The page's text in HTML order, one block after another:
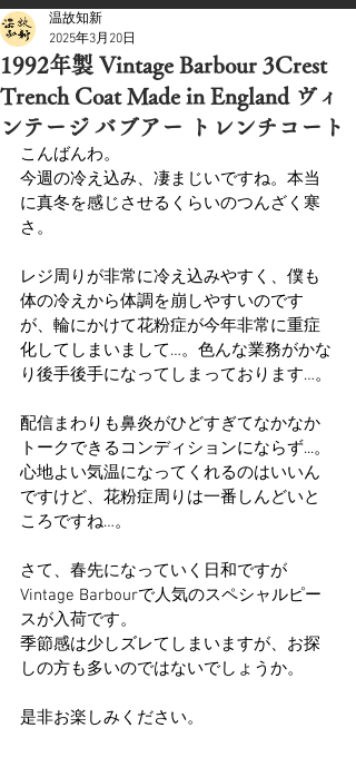
1992年製 Vintage Barbour 3Crest
Trench Coat Made in England ヴィ
ンテージ バブアー トレンチコート
温故知新
2025年3月20日
こんばんわ。
今週の冷え込み、凄まじいですね。本当
に真冬を感じさせるくらいのつんざく寒
さ。
レジ周りが非常に冷え込みやすく、僕も
体の冷えから体調を崩しやすいのです
が、輪にかけて花粉症が今年非常に重症
化してしまいまして…。色んな業務がかな
り後手後手になってしまっております…。
配信まわりも鼻炎がひどすぎてなかなか
トークできるコンディションにならず...。
心地よい気温になってくれるのはいいん
ですけど、花粉症周りは一番しんどいと
ころですね…。
さて、春先になっていく日和ですが
Vintage Barbourで人気のスペシャルピー
スが入荷です。
季節感は少しズレてしまいますが、お探
しの方も多いのではないでしょうか。
是非お楽しみください。